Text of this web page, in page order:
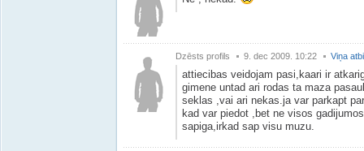
Dzēsts profils 9. dec 2009. 10:22 Viņa
attiecibas veidojam pasi,kaari ir
gimene untad ari rodas ta maza
seklas ,vai ari nekas.ja var parkapt
kad var piedot ,bet ne visos
sapiga,irkad sap visu muzu.